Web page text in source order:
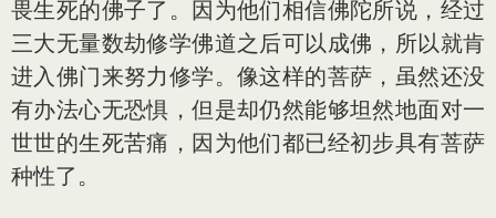
畏生死的佛子了。因为他们相信佛陀所说，经过
三大无量数劫修学佛道之后可以成佛，所以就肯
进入佛门来努力修学。像这样的菩萨，虽然还没
有办法心无恐惧，但是却仍然能够坦然地面对一
世世的生死苦痛，因为他们都已经初步具有菩萨
种性了。